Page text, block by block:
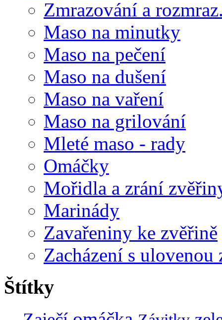
Zmrazování a
Maso na minutky
Maso na pečení
Maso na dušení
Maso na vaření
Maso na grilování
Mleté maso - rady
Omáčky
Mořidla a zrání
Marinády
Zavařeniny ke zvěřině
Zacházení s ulovenou
Štítky